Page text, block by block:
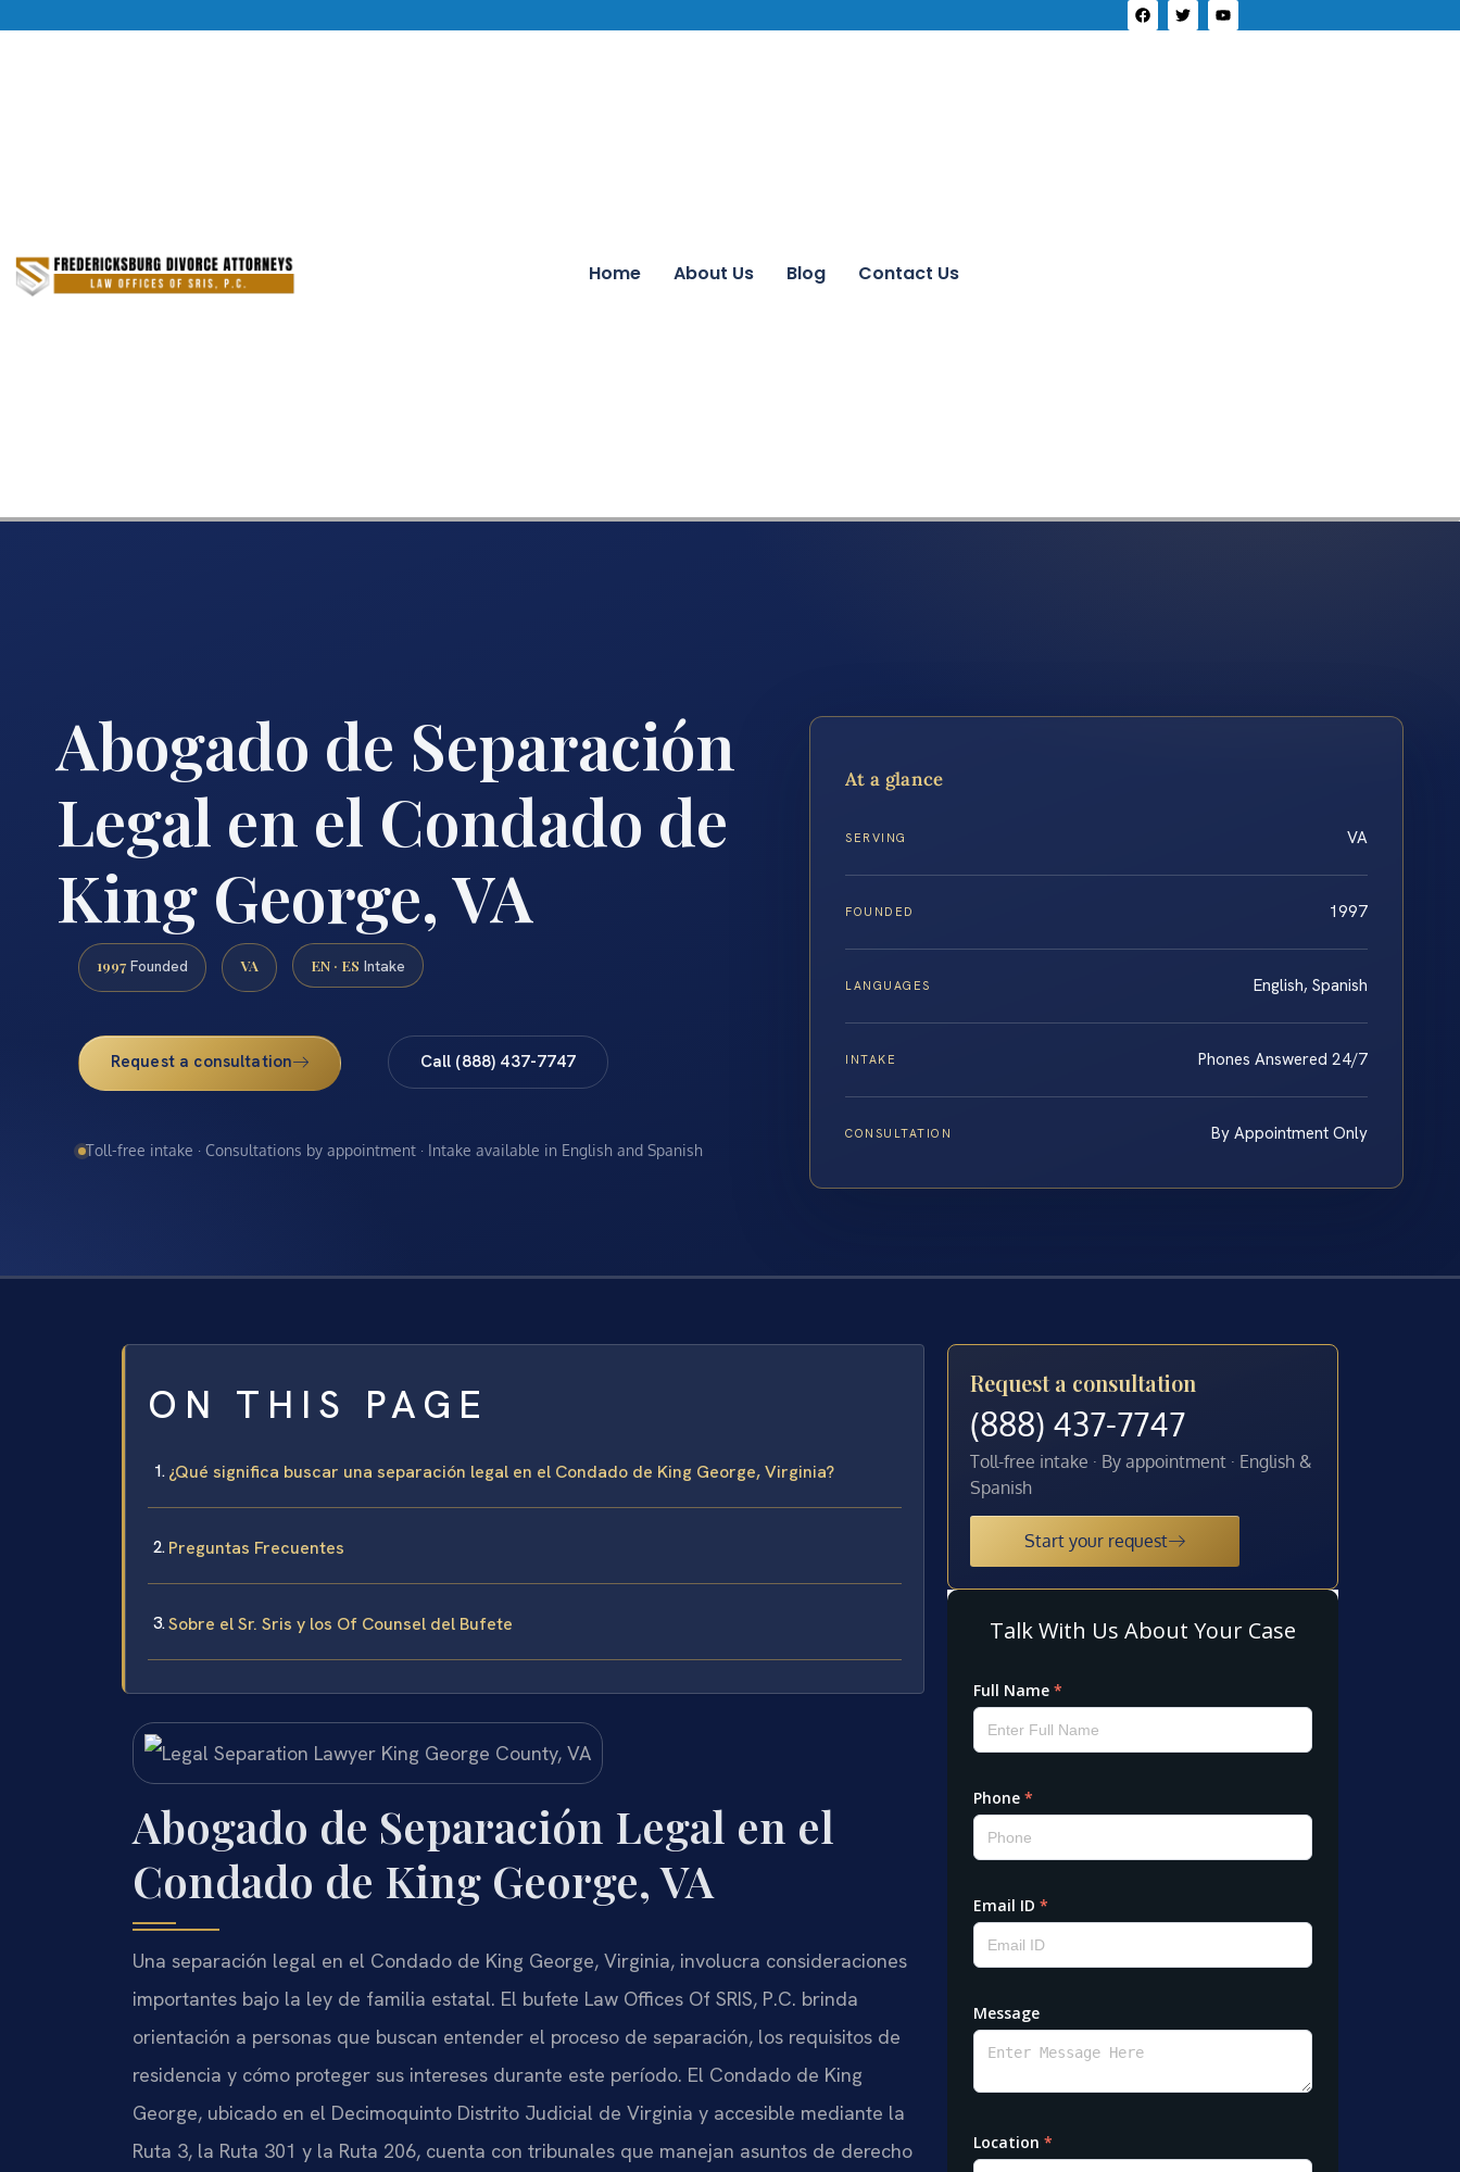
Home About Us Blog Contact Us
Abogado de Separación
Legal en el Condado de
King George, VA
1997 Founded VA EN · ES Intake
Request a consultation Call (888) 437-7747
Toll-free intake · Consultations by appointment · Intake available in English and Spanish
At a glance
SERVING VA
FOUNDED 1997
LANGUAGES English, Spanish
INTAKE Phones Answered 24/7
CONSULTATION By Appointment Only
ON THIS PAGE
¿Qué significa buscar una separación legal en el Condado de King George, Virginia?
Preguntas Frecuentes
Sobre el Sr. Sris y los Of Counsel del Bufete
Abogado de Separación Legal en el
Condado de King George, VA
Una separación legal en el Condado de King George, Virginia, involucra consideraciones
importantes bajo la ley de familia estatal. El bufete Law Offices Of SRIS, P.C. brinda
orientación a personas que buscan entender el proceso de separación, los requisitos de
residencia y cómo proteger sus intereses durante este período. El Condado de King
George, ubicado en el Decimoquinto Distrito Judicial de Virginia y accesible mediante la
Ruta 3, la Ruta 301 y la Ruta 206, cuenta con tribunales que manejan asuntos de derecho
Request a consultation
(888) 437-7747
Toll-free intake · By appointment · English &
Spanish
Start your request